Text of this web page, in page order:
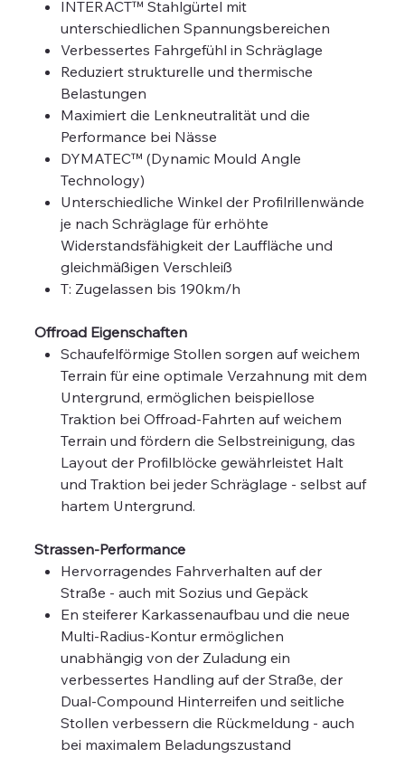
INTERACT™ Stahlgürtel mit
unterschiedlichen Spannungsbereichen
Verbessertes Fahrgefühl in Schräglage
Reduziert strukturelle und thermische
Belastungen
Maximiert die Lenkneutralität und die
Performance bei Nässe
DYMATEC™ (Dynamic Mould Angle
Technology)
Unterschiedliche Winkel der Profilrillenwände
je nach Schräglage für erhöhte
Widerstandsfähigkeit der Lauffläche und
gleichmäßigen Verschleiß
T: Zugelassen bis 190km/h
Offroad Eigenschaften
Schaufelförmige Stollen sorgen auf weichem
Terrain für eine optimale Verzahnung mit dem
Untergrund, ermöglichen beispiellose
Traktion bei Offroad-Fahrten auf weichem
Terrain und fördern die Selbstreinigung, das
Layout der Profilblöcke gewährleistet Halt
und Traktion bei jeder Schräglage - selbst auf
hartem Untergrund.
Strassen-Performance
Hervorragendes Fahrverhalten auf der
Straße - auch mit Sozius und Gepäck
En steiferer Karkassenaufbau und die neue
Multi-Radius-Kontur ermöglichen
unabhängig von der Zuladung ein
verbessertes Handling auf der Straße, der
Dual-Compound Hinterreifen und seitliche
Stollen verbessern die Rückmeldung - auch
bei maximalem Beladungszustand